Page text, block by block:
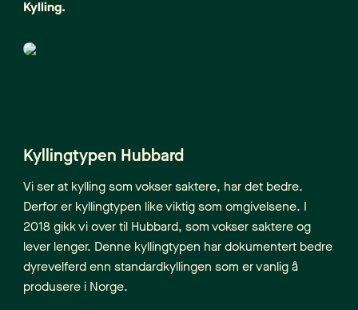
Kylling.
Kyllingtypen Hubbard
Vi ser at kylling som vokser saktere, har det bedre.
Derfor er kyllingtypen like viktig som omgivelsene. I
2018 gikk vi over til Hubbard, som vokser saktere og
lever lenger. Denne kyllingtypen har dokumentert bedre
dyrevelferd enn standardkyllingen som er vanlig å
produsere i Norge.